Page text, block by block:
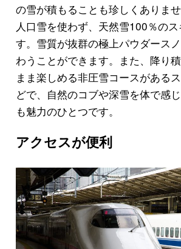
の雪が積もることも珍しくありま
人口雪を使わず、天然雪100％の
す。雪質が抜群の極上パウダース
わうことができます。また、降り
まま楽しめる非圧雪コースがある
どで、自然のコブや深雪を体で感
も魅力のひとつです。
アクセスが便利